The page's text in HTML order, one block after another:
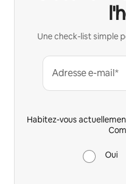
Une check-list simple
Adresse e-mail*
Habitez-vous
Oui